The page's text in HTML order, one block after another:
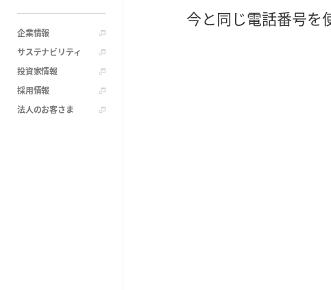
企業情報
サステナビリティ
投資家情報
採用情報
法人のお客さま
今と同じ電話番号を